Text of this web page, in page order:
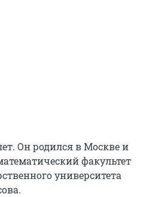
Он родился в Москве и
факультет
университета